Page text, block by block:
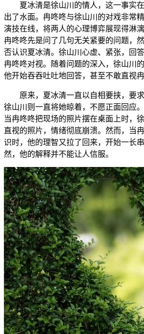
夏冰清是徐山川的情人，这一事实在
出了水面。冉咚咚与徐山川的对戏非常
演技在线，将两人的心理博弈展现得淋漓
冉咚咚先是问了几句无关紧要的问题，
否认识夏冰清。徐山川心虚、紧张，回
冉咚咚对视。随着问题的深入，徐山川
他开始吞吞吐吐地回答，甚至不敢直视冉
原来，夏冰清一直以自相要挟，要求
徐山川则一直将她晾着，不愿正面回应。
当冉咚咚把现场的照片摆在桌面上时，
直视的照片，情绪彻底崩溃。然而，当
识时，他的理智又拉了回来，开始一长
然，他的解释并不能让人信服。